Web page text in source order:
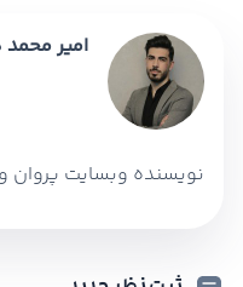
امیر محمد
نویسنده وبسایت پروان